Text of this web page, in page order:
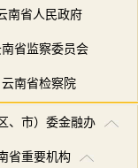
南省人民政府
省监察委员会
云南省检察院
、市）委金融办
省重要机构